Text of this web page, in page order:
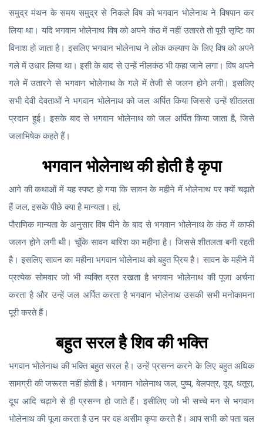
समुद्र मंथन के समय समुद्र से निकले विष को भगवान भोलेनाथ ने विषपान कर
लिया था। यदि भगवान भोलेनाथ विष को अपने कंठ में नहीं उतारते तो पूरी सृष्टि का
विनाश हो जाता है। इसलिए भगवान भोलेनाथ ने लोक कल्याण के लिए विष को अपने
गले में उधार लिया था। इसी के बाद से उन्हें नीलकंठ भी कहा जाने लगा। विष अपने
गले में उतारने से भगवान भोलेनाथ के गले में तेजी से जलन होने लगी। इसलिए
सभी देवी देवताओं ने भगवान भोलेनाथ को जल अर्पित किया जिससे उन्हें शीतलता
प्रदान हुई। इसके बाद से भगवान भोलेनाथ को जल अर्पित किया जाता है, जिसे
जलाभिषेक कहते हैं।
भगवान भोलेनाथ की होती है कृपा
आगे की कथाओं में यह स्पष्ट हो गया कि सावन के महीने में भोलेनाथ पर क्यों चढ़ाते
हैं जल, इसके पीछे क्या है मान्यता। हां,
पौराणिक मान्यता के अनुसार विष पीने के बाद से भगवान भोलेनाथ के कंठ में काफी
जलन होने लगी थी। चूंकि सावन बारिश का महीना है। जिससे शीतलता बनी रहती
है। इसलिए सावन का महीना भगवान भोलेनाथ को बहुत प्रिय है। सावन के महीने में
प्रत्येक सोमवार जो भी व्यक्ति व्रत रखता है भगवान भोलेनाथ की पूजा अर्चना
करता है और उन्हें जल अर्पित करता है भगवान भोलेनाथ उसकी सभी मनोकामना
पूरी करते हैं।
बहुत सरल है शिव की भक्ति
भगवान भोलेनाथ की भक्ति बहुत सरल है। उन्हें प्रसन्न करने के लिए बहुत अधिक
सामग्री की जरूरत नहीं होती है। भगवान भोलेनाथ जल, पुष्प, बेलपत्र, दूब, धतूरा,
दूध आदि चढ़ाने से ही प्रसन्न हो जाते हैं। इसीलिए जो भी सच्चे मन से भगवान
भोलेनाथ की पूजा करता है उन पर वह असीम कृपा करते हैं। आप सभी को पता चल